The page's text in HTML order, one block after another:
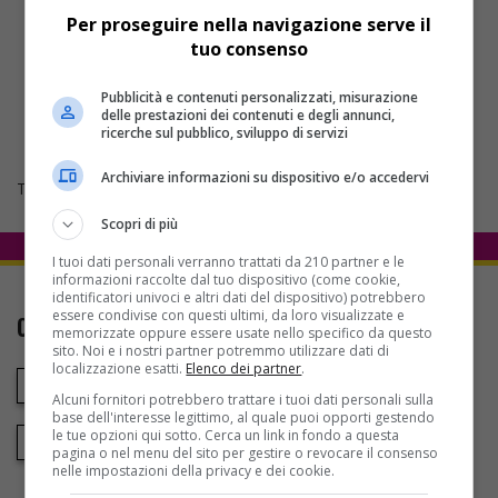
Tweets by Lega_B
CONTATTI
s.giovanile@beneventocalcio.club
Per proseguire nella navigazione serve il
tuo consenso
Pubblicità e contenuti personalizzati, misurazione
delle prestazioni dei contenuti e degli annunci,
ricerche sul pubblico, sviluppo di servizi
Archiviare informazioni su dispositivo e/o accedervi
Scopri di più
I tuoi dati personali verranno trattati da 210 partner e le
informazioni raccolte dal tuo dispositivo (come cookie,
identificatori univoci e altri dati del dispositivo) potrebbero
essere condivise con questi ultimi, da loro visualizzate e
memorizzate oppure essere usate nello specifico da questo
sito. Noi e i nostri partner potremmo utilizzare dati di
localizzazione esatti. Elenco dei partner.
Alcuni fornitori potrebbero trattare i tuoi dati personali sulla
base dell'interesse legittimo, al quale puoi opporti gestendo
le tue opzioni qui sotto. Cerca un link in fondo a questa
pagina o nel menu del sito per gestire o revocare il consenso
nelle impostazioni della privacy e dei cookie.